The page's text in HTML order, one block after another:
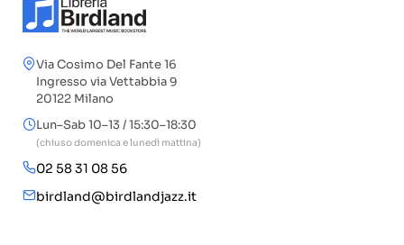
Via Cosimo Del Fante 16
Ingresso via Vettabbia 9
20122 Milano
Lun–Sab 10–13 / 15:30–18:30
(chiuso domenica e lunedì mattina)
02 58 31 08 56
birdland@birdlandjazz.it